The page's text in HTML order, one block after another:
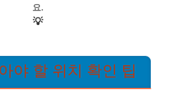
요.
💡
야 할 위치 확인 팁